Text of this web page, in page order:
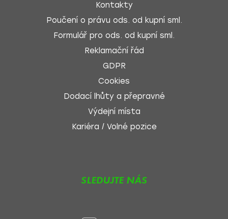
Kontakty
Poučení o právu ods. od kupní sml.
Formulář pro ods. od kupní sml.
Reklamační řád
GDPR
Cookies
Dodací lhůty a přepravné
Výdejní místa
Kariéra / Volné pozice
SLEDUJTE NÁS